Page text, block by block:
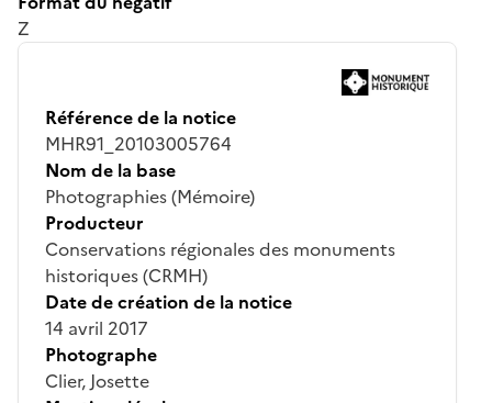
Z
Référence de la notice
MHR91_20103005764
Nom de la base
Photographies (Mémoire)
Producteur
Conservations régionales des monuments
historiques (CRMH)
Date de création de la notice
14 avril 2017
Photographe
Clier, Josette